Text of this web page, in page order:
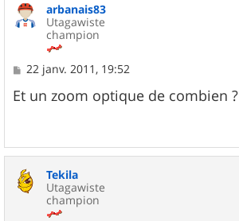
arbanais83
Utagawiste
champion
M
s
s
e
22 janv. 2011, 19:52
Et un zoom optique de combien ?
Tekila
Utagawiste
champion